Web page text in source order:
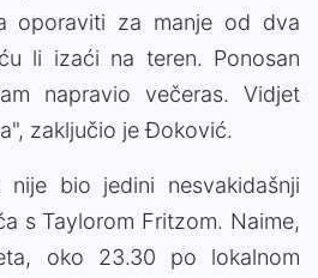
oporaviti za manje od dva
li izaći na teren. Ponosan
napravio večeras. Vidjet
zaključio je Đoković.
bio jedini nesvakidašnji
s Taylorom Fritzom. Naime,
oko 23.30 po lokalnom